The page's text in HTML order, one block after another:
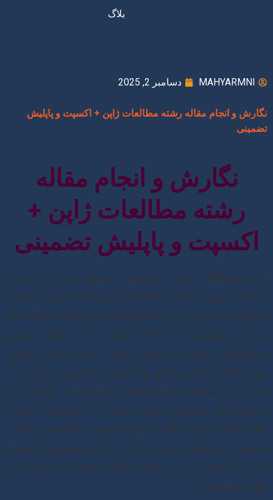
بلاگ
MAHYARMNI دسامبر 2, 2025
نگارش و انجام مقاله رشته مطالعات ژاپن + اکسپت و پاپلیش
تضمینی
نگارش و انجام مقاله
رشته مطالعات ژاپن +
اکسپت و پاپلیش تضمینی
رشته مطالعات ژاپن، با وسعت بی‌نظیر خود در بررسی
فرهنگ، تاریخ، سیاست، اقتصاد، زبان و جامعه ژاپن، همواره
بستری جذاب و پربار برای پژوهشگران بوده است. اما تبدیل
یک ایده نوآورانه به مقاله‌ای علمی که در مجلات معتبر
بین‌المللی پذیرفته و منتشر شود، نیازمند دانش عمیق،
مهارت‌های نگارشی دقیق و آشنایی با ظرایف فرآیند چاپ
است. این مقاله جامع، راهنمایی گام‌به‌گام و علمی برای
پژوهشگران این حوزه ارائه می‌دهد تا با اطمینان و کیفیت
بالا، مقالات خود را نگارش کرده و مسیر اکسپت و پاپلیش
تضمینی را هموار سازند. هدف ما ارائه محتوایی ارزشمند
است که شما را از مرحله انتخاب موضوع تا جشن چاپ
نهایی همراهی کند.